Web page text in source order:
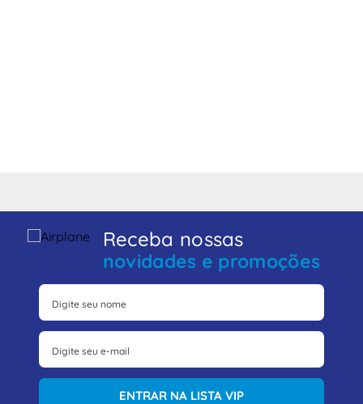
Receba nossas
novidades e promoções
ENTRAR NA LISTA VIP